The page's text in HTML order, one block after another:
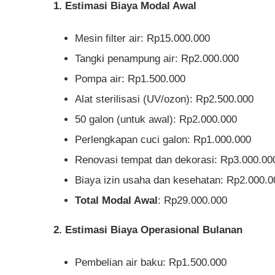
1. Estimasi Biaya Modal Awal
Mesin filter air: Rp15.000.000
Tangki penampung air: Rp2.000.000
Pompa air: Rp1.500.000
Alat sterilisasi (UV/ozon): Rp2.500.000
50 galon (untuk awal): Rp2.000.000
Perlengkapan cuci galon: Rp1.000.000
Renovasi tempat dan dekorasi:
Biaya izin usaha dan kesehatan:
Total Modal Awal: Rp29.000.000
2. Estimasi Biaya Operasional Bulanan
Pembelian air baku: Rp1.500.000